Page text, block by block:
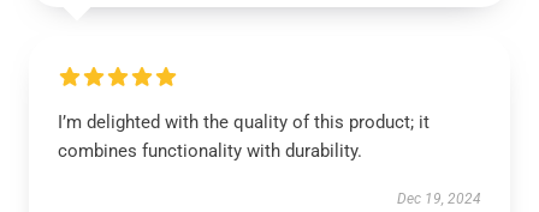
I’m delighted with the quality of this product; it
combines functionality with durability.
Dec 19, 2024